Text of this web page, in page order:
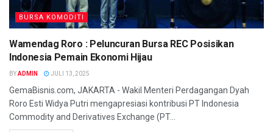
BURSA KOMODITI
Wamendag Roro : Peluncuran Bursa REC Posisikan
Indonesia Pemain Ekonomi Hijau
BYADMIN JULI 13, 2025
GemaBisnis.com, JAKARTA - Wakil Menteri Perdagangan Dyah
Roro Esti Widya Putri mengapresiasi kontribusi PT Indonesia
Commodity and Derivatives Exchange (PT...